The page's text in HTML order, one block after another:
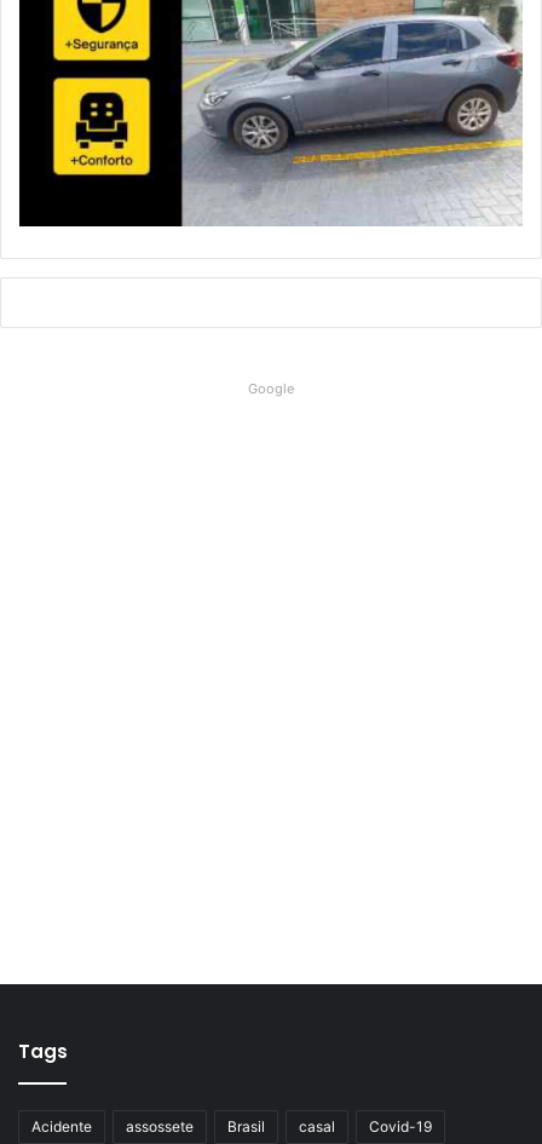
Google
Tags
Acidente assossete Brasil casal Covid-19